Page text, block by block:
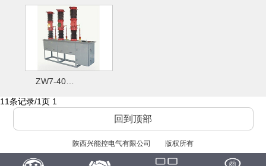
ZW7-40…
11条记录/1页 1
回到顶部
陕西兴能控电气有限公司 版权所有